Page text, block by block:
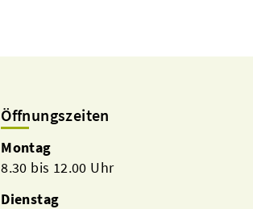
Öffnungszeiten
Montag
8.30 bis 12.00 Uhr
Dienstag